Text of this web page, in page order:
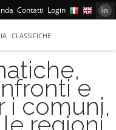
Contatti Login
CLASSIFICHE
e
i comuni,